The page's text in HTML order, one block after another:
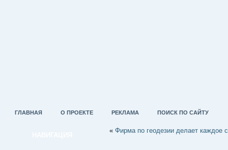
ГЛАВНАЯ О ПРОЕКТЕ РЕКЛАМА ПОИСК ПО САЙТУ
« Фирма по геодезии делает каждое